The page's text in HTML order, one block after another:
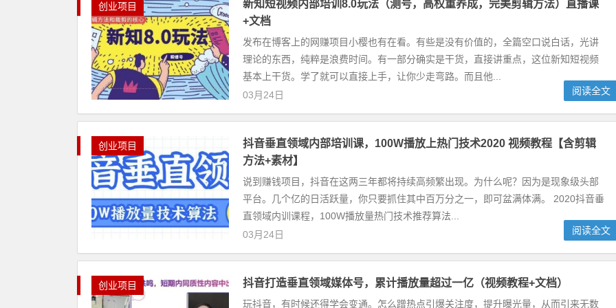
创业项目
新知短视频内部培训8.0玩法（测号，高权重养成，完美剪辑方法）直播课
+文档
发布在博客上的网赚项目小樱也有在看。有些是没有价值的，全篇空口说白话，光讲
理论的东西，纯粹是浪费时间。有一部分确实是干货，直接讲重点，这位新知短视频
基本上干货。学了就可以直接上手，让你少走弯路。而且他...
03月24日
阅读全文
创业项目
抖音垂直领域内部培训课，100W播放上热门技术2020 视频教程【含剪辑
方法+素材】
说到赚钱项目，抖音在这两三年都将持续高频繁出现。为什么呢？因为是现象级头部
平台。几个亿的日活跃量，你只要抓住其中百万分之一，即可盆满体满。 2020抖音垂
直领域内训课程，100W播放量热门技术推荐算法...
03月24日
阅读全文
创业项目 抖音打造垂直领域媒体号，累计播放量超过一亿（视频教程+文档）
玩抖音，有时候还得学会变通。怎么蹭热点引爆关注度，提升曝光量，从而引来无数